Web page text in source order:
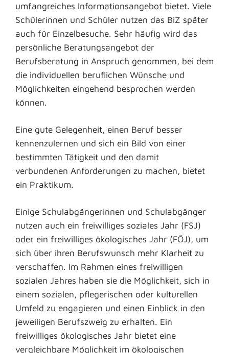
umfangreiches Informationsangebot bietet. Viele
Schülerinnen und Schüler nutzen das BiZ später
auch für Einzelbesuche. Sehr häufig wird das
persönliche Beratungsangebot der
Berufsberatung in Anspruch genommen, bei dem
die individuellen beruflichen Wünsche und
Möglichkeiten eingehend besprochen werden
können.
Eine gute Gelegenheit, einen Beruf besser
kennenzulernen und sich ein Bild von einer
bestimmten Tätigkeit und den damit
verbundenen Anforderungen zu machen, bietet
ein Praktikum.
Einige Schulabgängerinnen und Schulabgänger
nutzen auch ein freiwilliges soziales Jahr (FSJ)
oder ein freiwilliges ökologisches Jahr (FÖJ), um
sich über ihren Berufswunsch mehr Klarheit zu
verschaffen. Im Rahmen eines freiwilligen
sozialen Jahres haben sie die Möglichkeit, sich in
einem sozialen, pflegerischen oder kulturellen
Umfeld zu engagieren und einen Einblick in den
jeweiligen Berufszweig zu erhalten. Ein
freiwilliges ökologisches Jahr bietet eine
vergleichbare Möglichkeit im ökologischen